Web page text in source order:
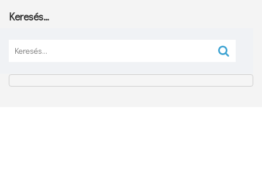
Keresés…
Keresés: